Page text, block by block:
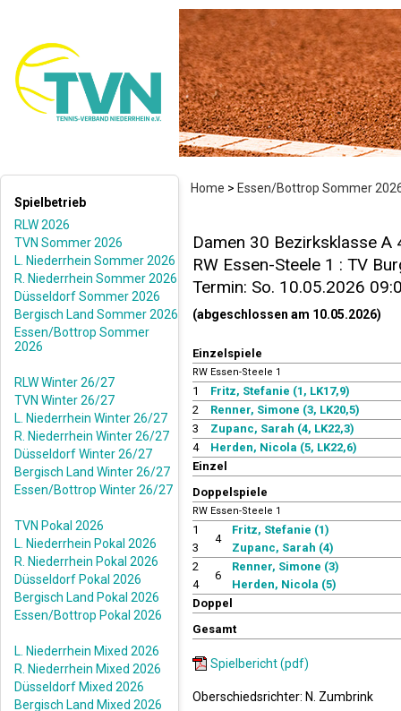
Home > Essen/Bottrop Sommer
Spielbetrieb
RLW 2026
TVN Sommer 2026
L. Niederrhein Sommer 2026
R. Niederrhein Sommer 2026
Düsseldorf Sommer 2026
Bergisch Land Sommer 2026
Essen/Bottrop Sommer
2026
RLW Winter 26/27
TVN Winter 26/27
L. Niederrhein Winter 26/27
R. Niederrhein Winter 26/27
Düsseldorf Winter 26/27
Bergisch Land Winter 26/27
Essen/Bottrop Winter 26/27
TVN Pokal 2026
L. Niederrhein Pokal 2026
R. Niederrhein Pokal 2026
Düsseldorf Pokal 2026
Bergisch Land Pokal 2026
Essen/Bottrop Pokal 2026
L. Niederrhein Mixed 2026
R. Niederrhein Mixed 2026
Düsseldorf Mixed 2026
Bergisch Land Mixed 2026
Damen 30 Bezirksklasse A
RW Essen-Steele 1 : TV
Termin: So. 10.05.2026
(abgeschlossen am 10.05.2026)
Einzelspiele
RW Essen-Steele 1
1
Fritz, Stefanie (1, LK17,9)
2
Renner, Simone (3, LK20,5)
3
Zupanc, Sarah (4, LK22,3)
4
Herden, Nicola (5, LK22,6)
Einzel
Doppelspiele
RW Essen-Steele 1
1
3
4
Fritz, Stefanie (1)
Zupanc, Sarah (4)
2
4
6
Renner, Simone (3)
Herden, Nicola (5)
Doppel
Gesamt
Spielbericht (pdf)
Oberschiedsrichter: N. Zumbrink